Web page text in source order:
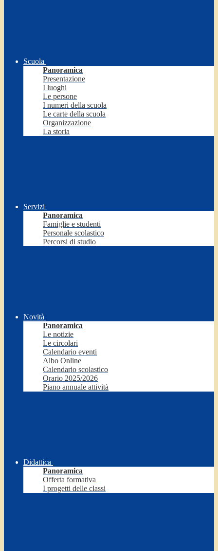
Scuola
Panoramica
Presentazione
I luoghi
Le persone
I numeri della scuola
Le carte della scuola
Organizzazione
La storia
Servizi
Panoramica
Famiglie e studenti
Personale scolastico
Percorsi di studio
Novità
Panoramica
Le notizie
Le circolari
Calendario eventi
Albo Online
Calendario scolastico
Orario 2025/2026
Piano annuale attività
Didattica
Panoramica
Offerta formativa
I progetti delle classi